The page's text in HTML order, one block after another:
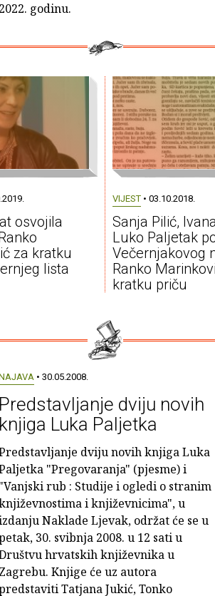
2022. godinu.
osvojila
za kratku
lista
VIJEST• 03.10.2018.
Sanja Pilić,
Luko Paljetak
Večernjakovog
Ranko
kratku priču
• 30.05.2008.
Predstavljanje dviju novih
knjiga Luka Paljetka
dviju novih knjiga Luka
"Pregovaranja" (pjesme) i
"Vanjski rub : Studije i ogledi o stranim
i književnicima", u
Naklade Ljevak, održat će se u
30. svibnja 2008. u 12 sati u
hrvatskih književnika u
Zagrebu. Knjige će uz autora
Tatjana Jukić, Tonko